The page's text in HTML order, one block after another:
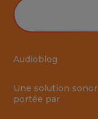
Audioblog
Une solution
portée par